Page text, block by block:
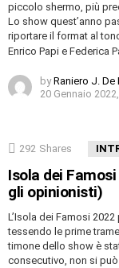
piccolo shermo, più
Lo show quest’anno
riportare il format al
Enrico Papi e Federica
by Raniero J. De
20 Gennaio
292 Shares
Isola dei
gli opinionisti)
L’Isola dei Famosi
tessendo le prime
timone dello show è
consecutivo, non si